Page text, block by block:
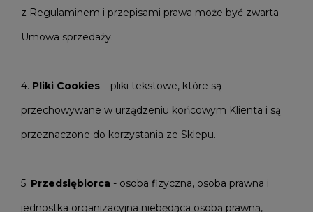
z Regulaminem i przepisami prawa może być zwarta
Umowa sprzedaży.
4. Pliki Cookies – pliki tekstowe, które są
przechowywane w urządzeniu końcowym Klienta i są
przeznaczone do korzystania ze Sklepu.
5. Przedsiębiorca - osoba fizyczna, osoba prawna i
jednostka organizacyjna niebędąca osobą prawną,